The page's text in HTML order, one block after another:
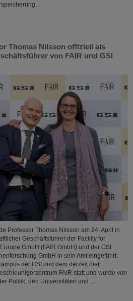
Thomas Nilsson offiziell als
von FAIR und GSI
Professor Thomas Nilsson am 24. April in
Geschäftsführer der Facility for
GmbH (FAIR GmbH) und der GSI
GmbH in sein Amt eingeführt.
der GSI und dem derzeit hier
FAIR statt und wurde von
Politik, den Universitäten und ...